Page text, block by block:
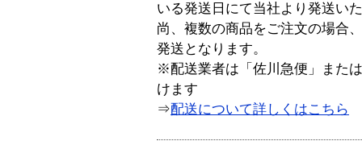
いる発送日にて当社より発送い
尚、複数の商品をご注文の場合
発送となります。
※配送業者は「佐川急便」また
けます
⇒配送について詳しくはこちら